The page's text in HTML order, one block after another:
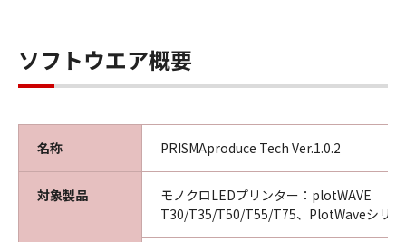
きます。
乙は第三者に対し、いかなる理由によろうとも
甲の文書による事前の承諾なくして、本製品の
全部又は一部の譲渡・販売・転貸しあるいはそ
の二次的著作物を創作・譲渡・販売・転貸する
ことはできないものとします。
乙は、自ら又は第三者を使って、本ソフトウエ
ソフトウエア概要
名称 PRISMAproduce Tech Ver.1.0.2
対象製品
モノクロLEDプリンター：plotWAVE
T30/T35/T50/T55/T75、PlotWaveシリー